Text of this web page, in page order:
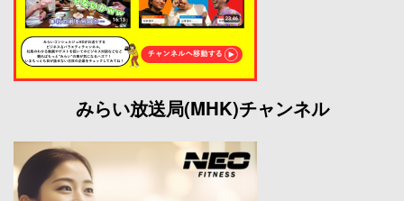
みらい放送局(MHK)チャンネル